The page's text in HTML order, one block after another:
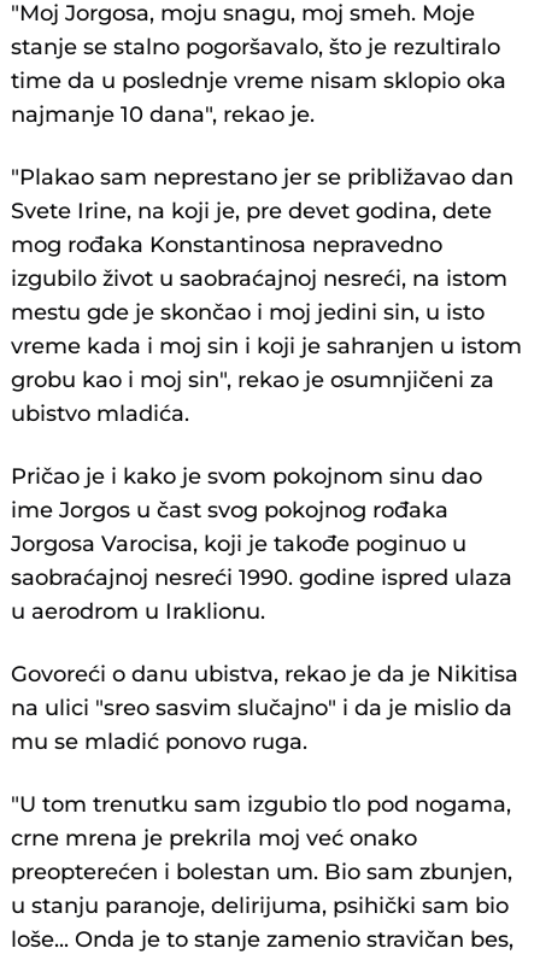
"Moj Jorgosa, moju snagu, moj smeh. Moje
stanje se stalno pogoršavalo, što je rezultiralo
time da u poslednje vreme nisam sklopio oka
najmanje 10 dana", rekao je.
"Plakao sam neprestano jer se približavao dan
Svete Irine, na koji je, pre devet godina, dete
mog rođaka Konstantinosa nepravedno
izgubilo život u saobraćajnoj nesreći, na istom
mestu gde je skončao i moj jedini sin, u isto
vreme kada i moj sin i koji je sahranjen u istom
grobu kao i moj sin", rekao je osumnjičeni za
ubistvo mladića.
Pričao je i kako je svom pokojnom sinu dao
ime Jorgos u čast svog pokojnog rođaka
Jorgosa Varocisa, koji je takođe poginuo u
saobraćajnoj nesreći 1990. godine ispred ulaza
u aerodrom u Iraklionu.
Govoreći o danu ubistva, rekao je da je Nikitisa
na ulici "sreo sasvim slučajno" i da je mislio da
mu se mladić ponovo ruga.
"U tom trenutku sam izgubio tlo pod nogama,
crne mrena je prekrila moj već onako
preopterećen i bolestan um. Bio sam zbunjen,
u stanju paranoje, delirijuma, psihički sam bio
loše... Onda je to stanje zamenio stravičan bes,